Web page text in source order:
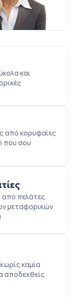
και
από κορυφαίες
που σου
από πελάτες
μεταφορικών
καμία
αποδεχθείς